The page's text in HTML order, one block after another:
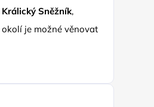
Králický Sněžník,
okolí je možné věnovat